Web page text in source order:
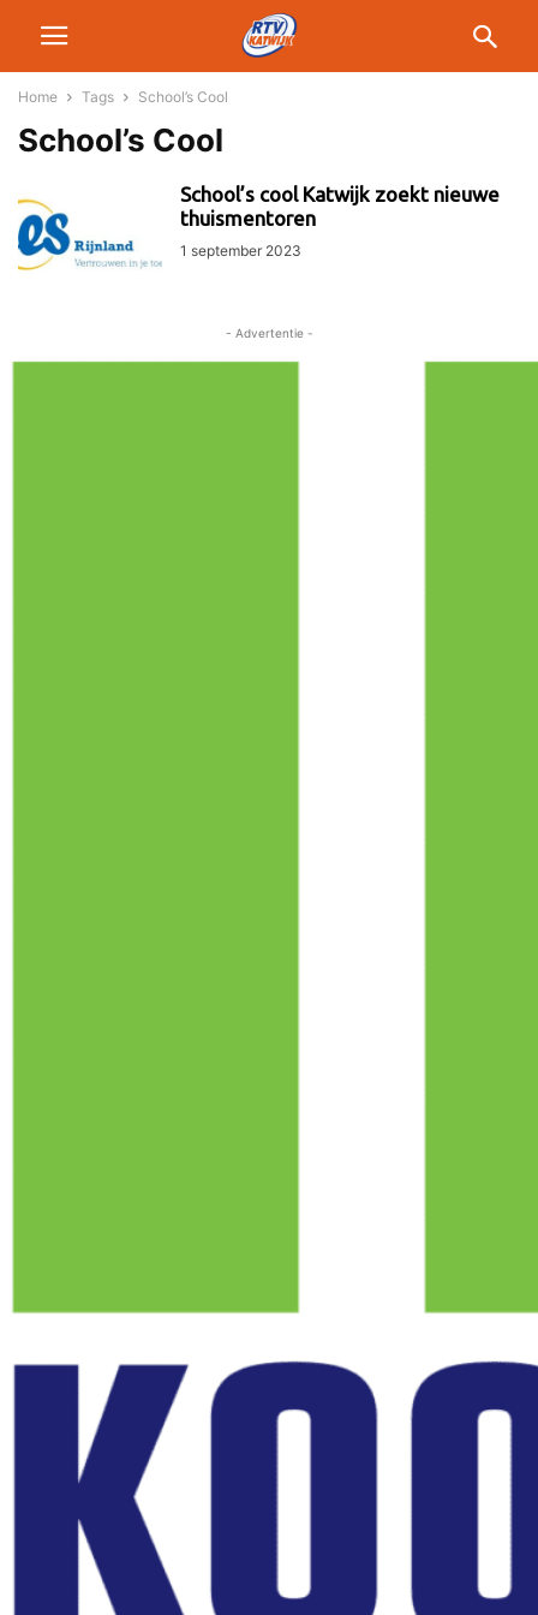
Home Tags School’s Cool
School’s Cool
School’s cool Katwijk zoekt nieuwe
thuismentoren
1 september 2023
- Advertentie -